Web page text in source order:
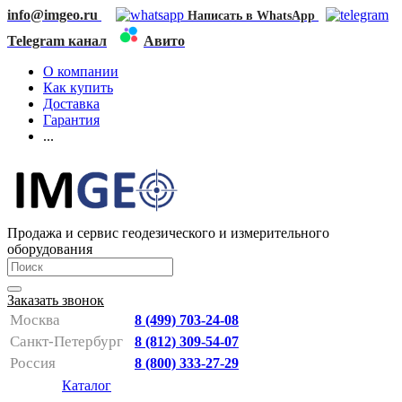
info@imgeo.ru Написать в WhatsApp
Telegram канал
Авито
О компании
Как купить
Доставка
Гарантия
...
Продажа и сервис геодезического и измерительного
оборудования
Заказать звонок
Москва 8 (499) 703-24-08
Санкт-Петербург 8 (812) 309-54-07
Россия 8 (800) 333-27-29
Каталог